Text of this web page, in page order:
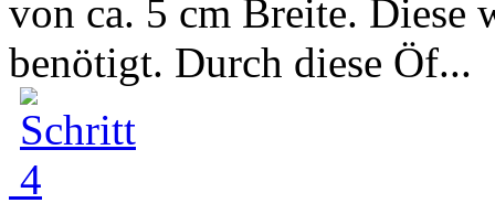
von ca. 5 cm Breite. Diese
benötigt. Durch diese Öf...